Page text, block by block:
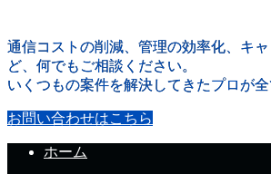
通信コストの削減、管理の効率化、キ
ど、何でもご相談ください。
いくつもの案件を解決してきたプロが全
お問い合わせはこちら
ホーム